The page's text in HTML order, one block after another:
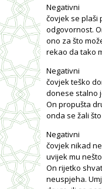
Negativni
čovjek se plaši
odgovornost.
ono za što
rekao da tako
Negativni
čovjek teško
donese stalno
On propušta
onda se žali
Negativni
čovjek nikad
uvijek mu
On rijetko
neuspjeha.